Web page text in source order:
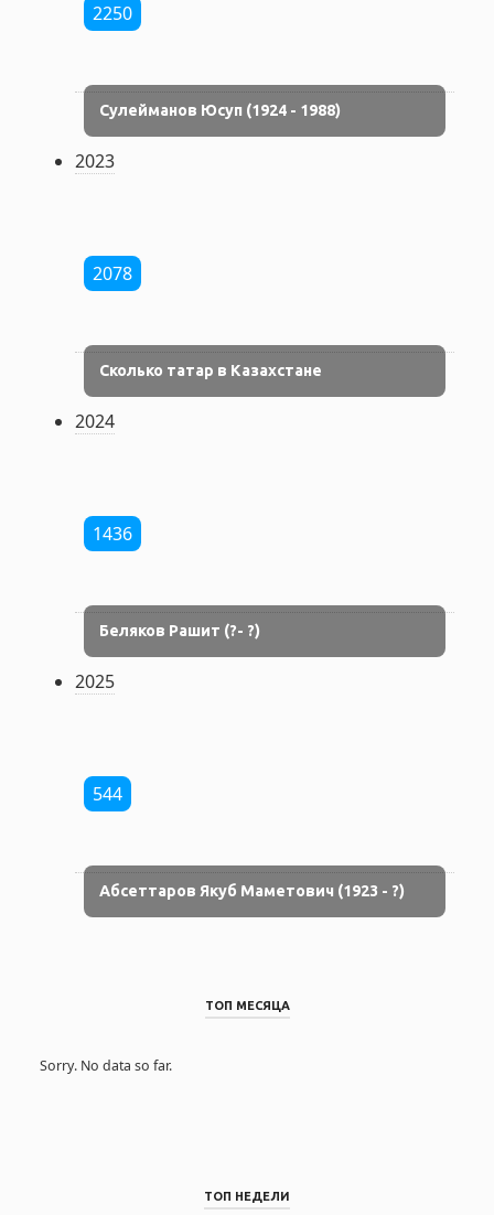
2250
Сулейманов Юсуп (1924 - 1988)
2023
2078
Сколько татар в Казахстане
2024
1436
Беляков Рашит (?- ?)
2025
544
Абсеттаров Якуб Маметович (1923 - ?)
ТОП МЕСЯЦА
Sorry. No data so far.
ТОП НЕДЕЛИ